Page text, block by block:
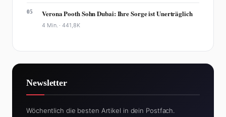
05 Verona Pooth Sohn Dubai: Ihre Sorge ist Unerträglich
4 Min. ·441,8K
Newsletter
Wöchentlich die besten Artikel in dein Postfach.